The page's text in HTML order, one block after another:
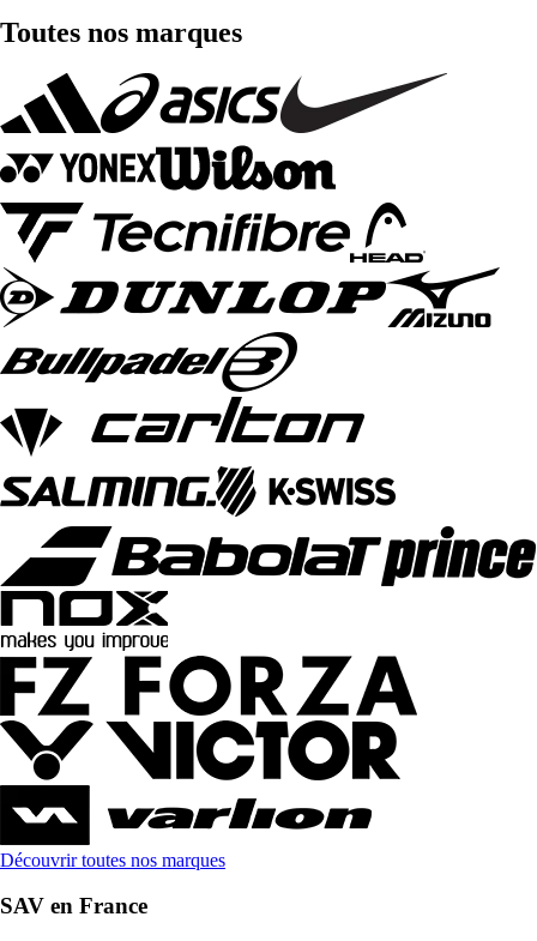
Toutes nos marques
Découvrir toutes nos marques
SAV en France